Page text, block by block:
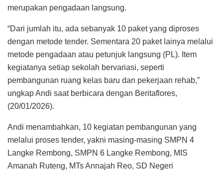
merupakan pengadaan langsung.
“Dari jumlah itu, ada sebanyak 10 paket yang diproses
dengan metode tender. Sementara 20 paket lainya melalui
metode pengadaan atau petunjuk langsung (PL). Item
kegiatanya setiap sekolah bervariasi, seperti
pembangunan ruang kelas baru dan pekerjaan rehab,”
ungkap Andi saat berbicara dengan Beritaflores,
(20/01/2026).
Andi menambahkan, 10 kegiatan pembangunan yang
melalui proses tender, yakni masing-masing SMPN 4
Langke Rembong, SMPN 6 Langke Rembong, MIS
Amanah Ruteng, MTs Annajah Reo, SD Negeri